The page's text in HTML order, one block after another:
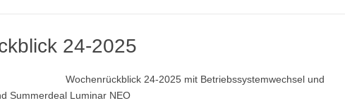
24-2025
Wochenrückblick 24-2025 mit Betriebssystemwechsel und
Summerdeal Luminar NEO